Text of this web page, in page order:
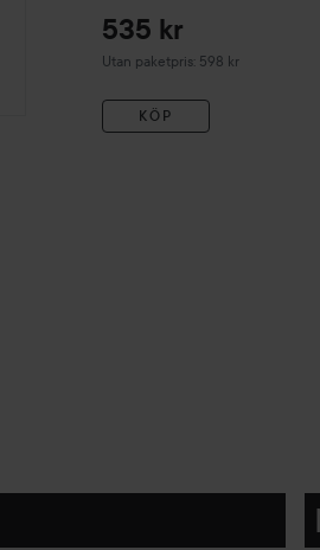
535 kr
Utan paketpris: 598 kr
KÖP